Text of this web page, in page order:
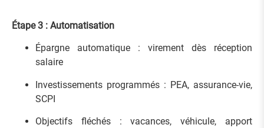
Étape 3 : Automatisation
Épargne automatique : virement dès réception
salaire
Investissements programmés : PEA, assurance-vie,
SCPI
Objectifs fléchés : vacances, véhicule, apport